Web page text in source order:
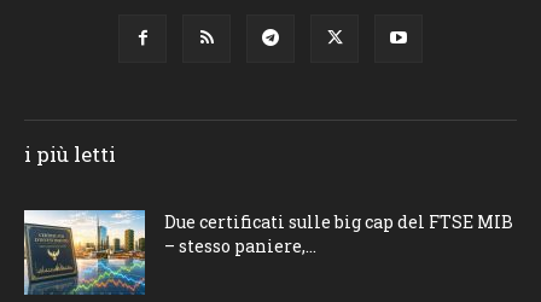
i più letti
Due certificati sulle big cap del FTSE MIB
– stesso paniere,...